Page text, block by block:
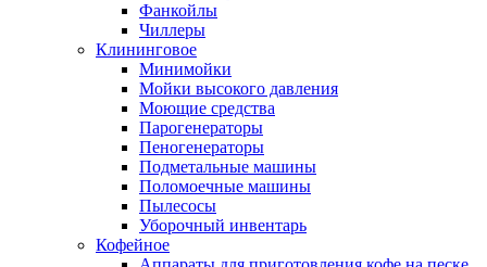
Фанкойлы
Чиллеры
Клининговое
Минимойки
Мойки высокого давления
Моющие средства
Парогенераторы
Пеногенераторы
Подметальные машины
Поломоечные машины
Пылесосы
Уборочный инвентарь
Кофейное